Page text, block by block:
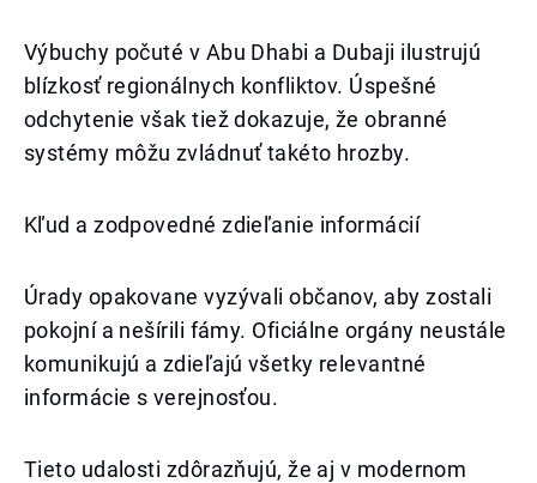
Výbuchy počuté v Abu Dhabi a Dubaji ilustrujú
blízkosť regionálnych konfliktov. Úspešné
odchytenie však tiež dokazuje, že obranné
systémy môžu zvládnuť takéto hrozby.
Kľud a zodpovedné zdieľanie informácií
Úrady opakovane vyzývali občanov, aby zostali
pokojní a nešírili fámy. Oficiálne orgány neustále
komunikujú a zdieľajú všetky relevantné
informácie s verejnosťou.
Tieto udalosti zdôrazňujú, že aj v modernom